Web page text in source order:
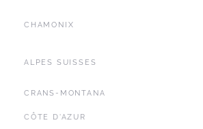
CHAMONIX
ALPES SUISSES
CRANS-MONTANA
CÔTE D'AZUR